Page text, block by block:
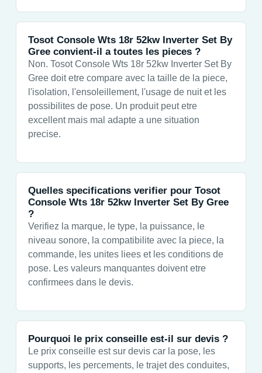
Tosot Console Wts 18r 52kw Inverter Set By
Gree convient-il a toutes les pieces ?
Non. Tosot Console Wts 18r 52kw Inverter Set By
Gree doit etre compare avec la taille de la piece,
l'isolation, l'ensoleillement, l'usage de nuit et les
possibilites de pose. Un produit peut etre
excellent mais mal adapte a une situation
precise.
Quelles specifications verifier pour Tosot
Console Wts 18r 52kw Inverter Set By Gree
?
Verifiez la marque, le type, la puissance, le
niveau sonore, la compatibilite avec la piece, la
commande, les unites liees et les conditions de
pose. Les valeurs manquantes doivent etre
confirmees dans le devis.
Pourquoi le prix conseille est-il sur devis ?
Le prix conseille est sur devis car la pose, les
supports, les percements, le trajet des conduites,